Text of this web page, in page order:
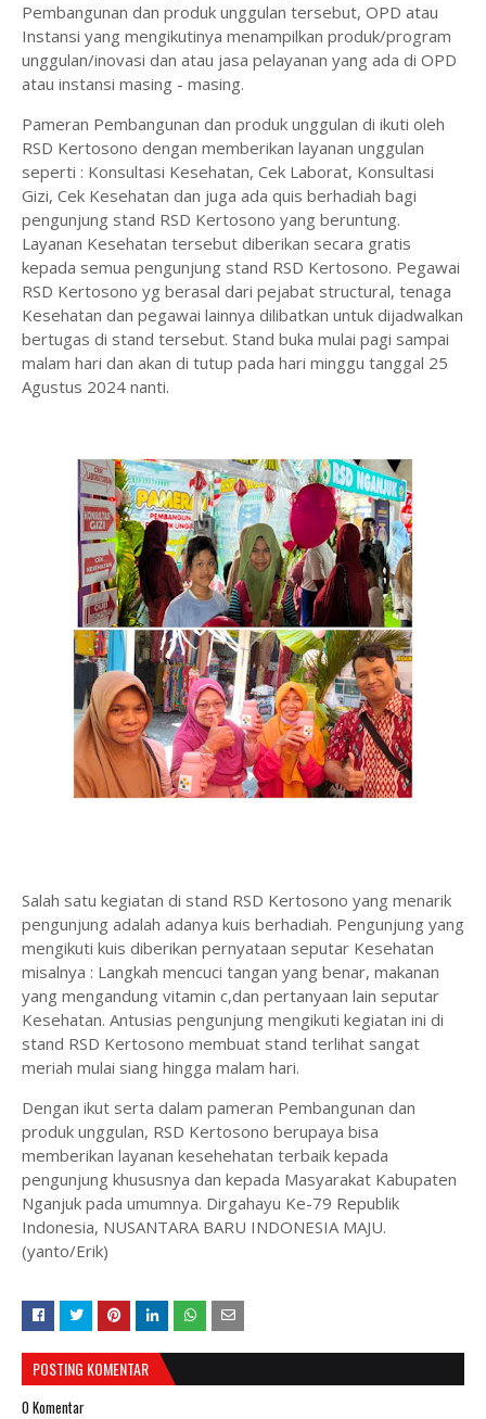
Pembangunan dan produk unggulan tersebut, OPD atau
Instansi yang mengikutinya menampilkan produk/program
unggulan/inovasi dan atau jasa pelayanan yang ada di OPD
atau instansi masing - masing.
Pameran Pembangunan dan produk unggulan di ikuti oleh
RSD Kertosono dengan memberikan layanan unggulan
seperti : Konsultasi Kesehatan, Cek Laborat, Konsultasi
Gizi, Cek Kesehatan dan juga ada quis berhadiah bagi
pengunjung stand RSD Kertosono yang beruntung.
Layanan Kesehatan tersebut diberikan secara gratis
kepada semua pengunjung stand RSD Kertosono. Pegawai
RSD Kertosono yg berasal dari pejabat structural, tenaga
Kesehatan dan pegawai lainnya dilibatkan untuk dijadwalkan
bertugas di stand tersebut. Stand buka mulai pagi sampai
malam hari dan akan di tutup pada hari minggu tanggal 25
Agustus 2024 nanti.
Salah satu kegiatan di stand RSD Kertosono yang menarik
pengunjung adalah adanya kuis berhadiah. Pengunjung yang
mengikuti kuis diberikan pernyataan seputar Kesehatan
misalnya : Langkah mencuci tangan yang benar, makanan
yang mengandung vitamin c,dan pertanyaan lain seputar
Kesehatan. Antusias pengunjung mengikuti kegiatan ini di
stand RSD Kertosono membuat stand terlihat sangat
meriah mulai siang hingga malam hari.
Dengan ikut serta dalam pameran Pembangunan dan
produk unggulan, RSD Kertosono berupaya bisa
memberikan layanan kesehehatan terbaik kepada
pengunjung khususnya dan kepada Masyarakat Kabupaten
Nganjuk pada umumnya. Dirgahayu Ke-79 Republik
Indonesia, NUSANTARA BARU INDONESIA MAJU.
(yanto/Erik)
POSTING KOMENTAR
0 Komentar